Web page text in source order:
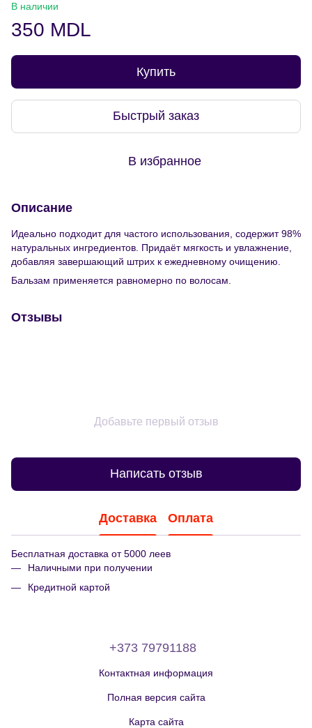
В наличии
350 MDL
Купить
Быстрый заказ
В избранное
Описание
Идеально подходит для частого использования, содержит 98%
натуральных ингредиентов. Придаёт мягкость и увлажнение,
добавляя завершающий штрих к ежедневному очищению.
Бальзам применяется равномерно по волосам.
Отзывы
Добавьте первый отзыв
Написать отзыв
Доставка Оплата
Бесплатная доставка от 5000 леев
Наличными при получении
Кредитной картой
+373 79791188
Контактная информация
Полная версия сайта
Карта сайта